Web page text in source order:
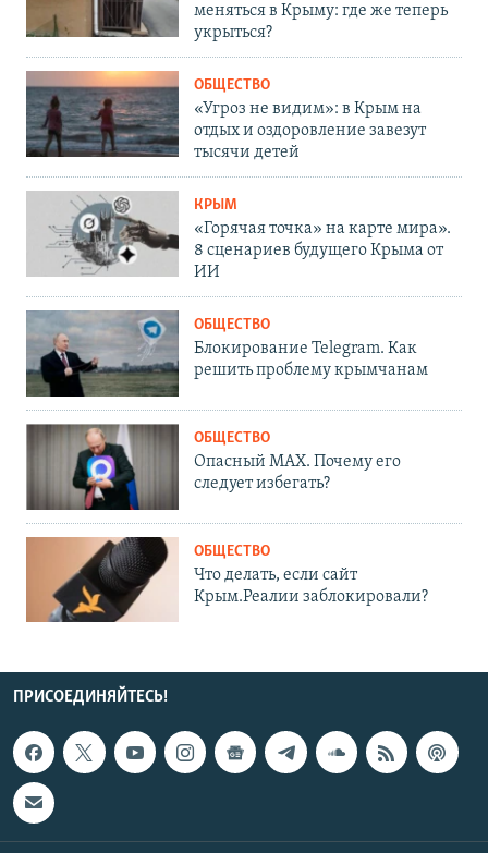
меняться в Крыму: где же теперь
укрыться?
ОБЩЕСТВО
«Угроз не видим»: в Крым на
отдых и оздоровление завезут
тысячи детей
КРЫМ
«Горячая точка» на карте мира».
8 сценариев будущего Крыма от
ИИ
ОБЩЕСТВО
Блокирование Telegram. Как
решить проблему крымчанам
ОБЩЕСТВО
Опасный MAX. Почему его
следует избегать?
ОБЩЕСТВО
Что делать, если сайт
Крым.Реалии заблокировали?
ПРИСОЕДИНЯЙТЕСЬ!